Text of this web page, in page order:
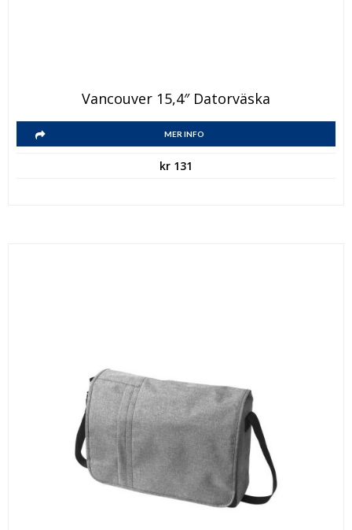
Vancouver 15,4″ Datorväska
MER INFO
kr 131